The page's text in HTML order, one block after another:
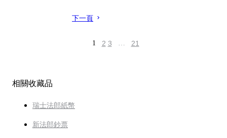
下一頁
1 2 3 … 21
相關收藏品
瑞士法郎紙幣
新法郎鈔票